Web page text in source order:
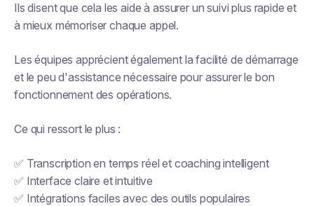
Ils disent que cela les aide à assurer un suivi plus rapide et
à mieux mémoriser chaque appel.
Les équipes apprécient également la facilité de démarrage
et le peu d'assistance nécessaire pour assurer le bon
fonctionnement des opérations.
Ce qui ressort le plus :
✅ Transcription en temps réel et coaching intelligent
✅ Interface claire et intuitive
✅ Intégrations faciles avec des outils populaires